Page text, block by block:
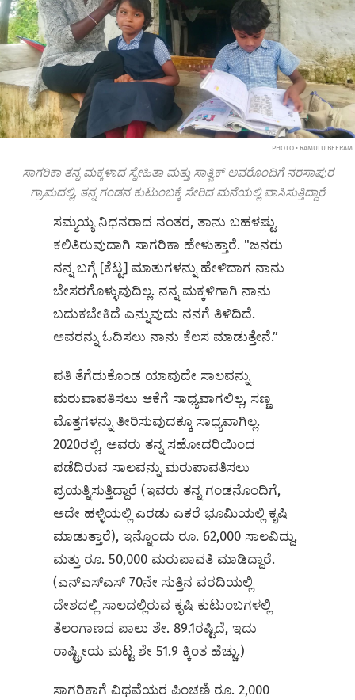
PHOTO • RAMULU BEERAM
ಸಾಗರಿಕಾ ತನ್ನ ಮಕ್ಕಳಾದ ಸ್ನೇಹಿತಾ ಮತ್ತು ಸಾತ್ವಿಕ್ ಅವರೊಂದಿಗೆ ನರಸಾಪುರ
ಗ್ರಾಮದಲ್ಲಿ, ತನ್ನ ಗಂಡನ ಕುಟುಂಬಕ್ಕೆ ಸೇರಿದ ಮನೆಯಲ್ಲಿ ವಾಸಿಸುತ್ತಿದ್ದಾರೆ
ಸಮ್ಮಯ್ಯ ನಿಧನರಾದ ನಂತರ, ತಾನು ಬಹಳಷ್ಟು
ಕಲಿತಿರುವುದಾಗಿ ಸಾಗರಿಕಾ ಹೇಳುತ್ತಾರೆ. "ಜನರು
ನನ್ನ ಬಗ್ಗೆ [ಕೆಟ್ಟ] ಮಾತುಗಳನ್ನು ಹೇಳಿದಾಗ ನಾನು
ಬೇಸರಗೊಳ್ಳುವುದಿಲ್ಲ. ನನ್ನ ಮಕ್ಕಳಿಗಾಗಿ ನಾನು
ಬದುಕಬೇಕಿದೆ ಎನ್ನುವುದು ನನಗೆ ತಿಳಿದಿದೆ.
ಅವರನ್ನು ಓದಿಸಲು ನಾನು ಕೆಲಸ ಮಾಡುತ್ತೇನೆ.”
ಪತಿ ತೆಗೆದುಕೊಂಡ ಯಾವುದೇ ಸಾಲವನ್ನು
ಮರುಪಾವತಿಸಲು ಆಕೆಗೆ ಸಾಧ್ಯವಾಗಲಿಲ್ಲ, ಸಣ್ಣ
ಮೊತ್ತಗಳನ್ನು ತೀರಿಸುವುದಕ್ಕೂ ಸಾಧ್ಯವಾಗಿಲ್ಲ.
2020ರಲ್ಲಿ, ಅವರು ತನ್ನ ಸಹೋದರಿಯಿಂದ
ಪಡೆದಿರುವ ಸಾಲವನ್ನು ಮರುಪಾವತಿಸಲು
ಪ್ರಯತ್ನಿಸುತ್ತಿದ್ದಾರೆ (ಇವರು ತನ್ನ ಗಂಡನೊಂದಿಗೆ,
ಅದೇ ಹಳ್ಳಿಯಲ್ಲಿ ಎರಡು ಎಕರೆ ಭೂಮಿಯಲ್ಲಿ ಕೃಷಿ
ಮಾಡುತ್ತಾರೆ), ಇನ್ನೊಂದು ರೂ. 62,000 ಸಾಲವಿದ್ದು,
ಮತ್ತು ರೂ. 50,000 ಮರುಪಾವತಿ ಮಾಡಿದ್ದಾರೆ.
(ಎನ್‌ಎಸ್‌ಎಸ್ 70ನೇ ಸುತ್ತಿನ ವರದಿಯಲ್ಲಿ
ದೇಶದಲ್ಲಿ ಸಾಲದಲ್ಲಿರುವ ಕೃಷಿ ಕುಟುಂಬಗಳಲ್ಲಿ
ತೆಲಂಗಾಣದ ಪಾಲು ಶೇ. 89.1ರಷ್ಟಿದೆ, ಇದು
ರಾಷ್ಟ್ರೀಯ ಮಟ್ಟ ಶೇ 51.9 ಕ್ಕಿಂತ ಹೆಚ್ಚು.)
ಸಾಗರಿಕಾಗೆ ವಿಧವೆಯರ ಪಿಂಚಣಿ ರೂ. 2,000